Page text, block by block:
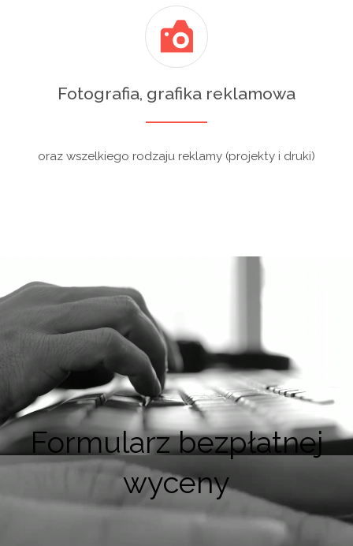
Fotografia, grafika reklamowa
oraz wszelkiego rodzaju reklamy (projekty i druki)
Formularz bezpłatnej
wyceny